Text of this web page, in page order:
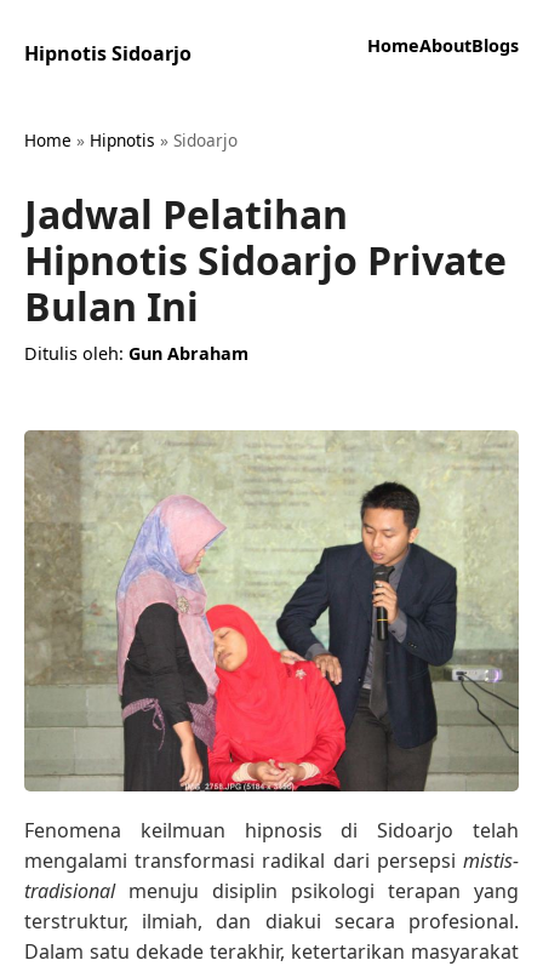
Hipnotis Sidoarjo HomeAboutBlogs
Home » Hipnotis » Sidoarjo
Jadwal Pelatihan
Hipnotis Sidoarjo Private
Bulan Ini
Ditulis oleh: Gun Abraham
Fenomena keilmuan hipnosis di Sidoarjo telah
mengalami transformasi radikal dari persepsi mistis-
tradisionalmenuju disiplin psikologi terapan yang
terstruktur, ilmiah, dan diakui secara profesional.
Dalam satu dekade terakhir, ketertarikan masyarakat